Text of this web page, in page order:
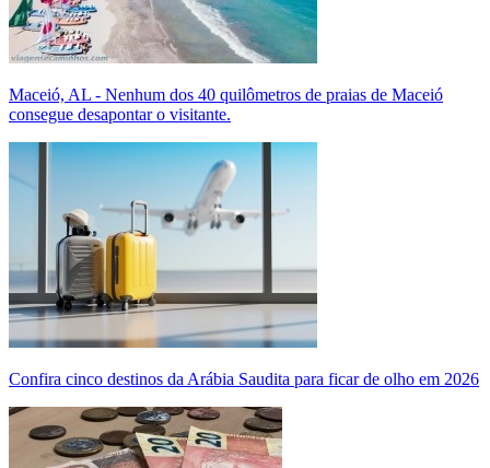
Maceió, AL - Nenhum dos 40 quilômetros de praias de Maceió
consegue desapontar o visitante.
Confira cinco destinos da Arábia Saudita para ficar de olho em 2026